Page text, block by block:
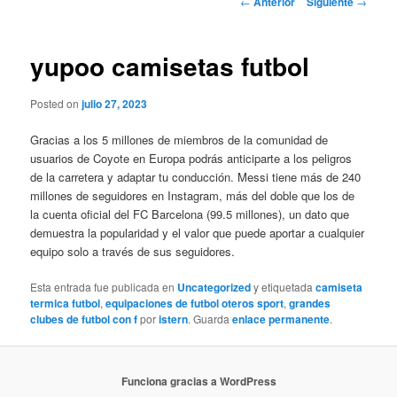
yupoo camisetas futbol
Posted onjulio 27, 2023
Gracias a los 5 millones de miembros de la comunidad de
usuarios de Coyote en Europa podrás anticiparte a los peligros
de la carretera y adaptar tu conducción. Messi tiene más de 240
millones de seguidores en Instagram, más del doble que los de
la cuenta oficial del FC Barcelona (99.5 millones), un dato que
demuestra la popularidad y el valor que puede aportar a cualquier
equipo solo a través de sus seguidores.
Esta entrada fue publicada en Uncategorizedy etiquetadacamiseta
termica futbol,equipaciones de futbol oteros sport,grandes
clubes de futbol con fporistern. Guardaenlace permanente.
Funciona gracias a WordPress